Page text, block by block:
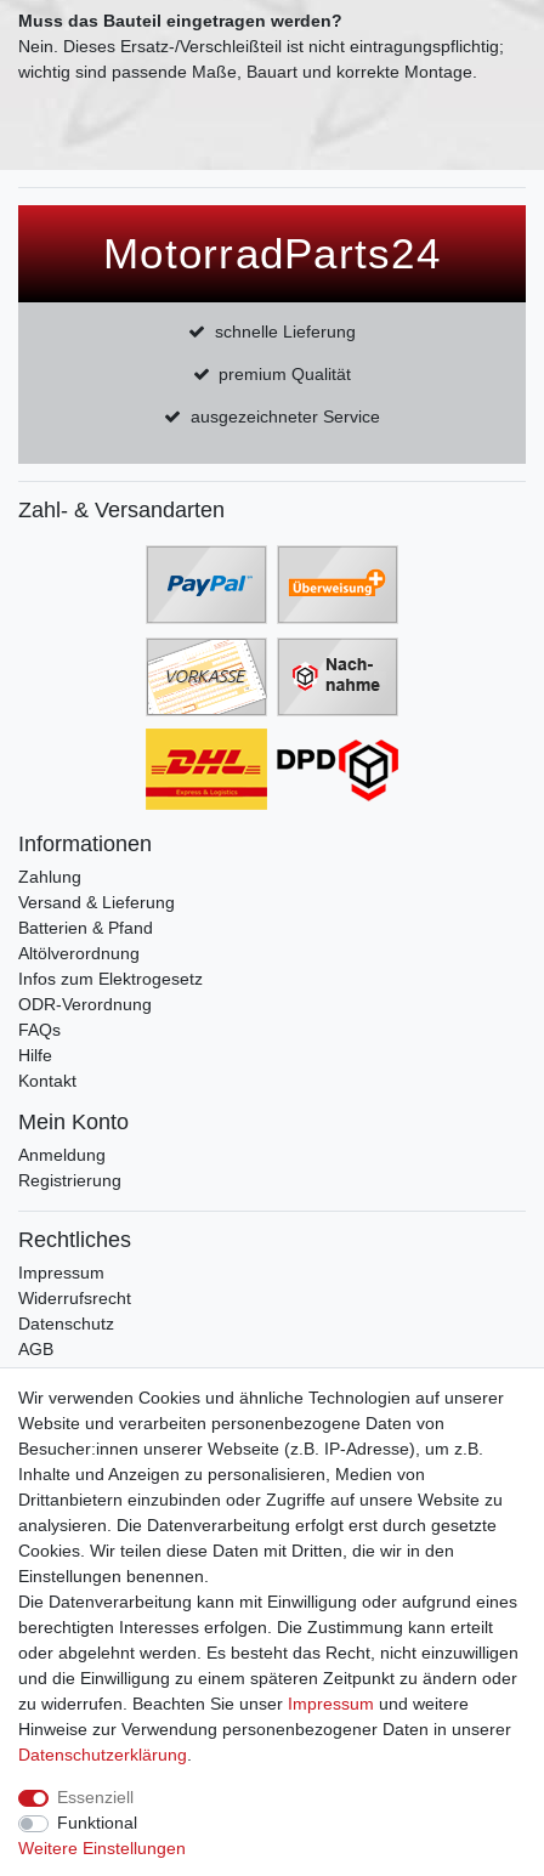
Muss das Bauteil eingetragen werden?
Nein. Dieses Ersatz-/Verschleißteil ist nicht eintragungspflichtig;
wichtig sind passende Maße, Bauart und korrekte Montage.
MotorradParts24
schnelle Lieferung
premium Qualität
ausgezeichneter Service
Zahl- & Versandarten
Informationen
Zahlung
Versand & Lieferung
Batterien & Pfand
Altölverordnung
Infos zum Elektrogesetz
ODR-Verordnung
FAQs
Hilfe
Kontakt
Mein Konto
Anmeldung
Registrierung
Rechtliches
Impressum
Widerrufsrecht
Datenschutz
AGB
Bleibt auf dem Laufenden ...
Newsletter
Honig
Hiermit bestätige ich, dass ich dieDaten­schutz­erklärunggelesen habe. Meine
Einwilligung kann ich jederzeit widerrufen.**
** Hierbei handelt es sich um ein Pflichtfeld.
Impressum Daten­schutz­erklärung AGB
Widerrufs­recht
Wir verwenden Cookies und ähnliche Technologien auf unserer
Website und verarbeiten personenbezogene Daten von
Besucher:innen unserer Webseite (z.B. IP-Adresse), um z.B.
Inhalte und Anzeigen zu personalisieren, Medien von
Drittanbietern einzubinden oder Zugriffe auf unsere Website zu
analysieren. Die Datenverarbeitung erfolgt erst durch gesetzte
Cookies. Wir teilen diese Daten mit Dritten, die wir in den
Einstellungen benennen.
Die Datenverarbeitung kann mit Einwilligung oder aufgrund eines
berechtigten Interesses erfolgen. Die Zustimmung kann erteilt
oder abgelehnt werden. Es besteht das Recht, nicht einzuwilligen
und die Einwilligung zu einem späteren Zeitpunkt zu ändern oder
zu widerrufen. Beachten Sie unser Impressum und weitere
Hinweise zur Verwendung personenbezogener Daten in unserer
Daten­schutz­erklärung
Essenziell
Funktional
Weitere Einstellungen